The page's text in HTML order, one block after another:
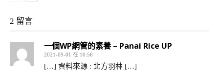
2 留言
一個WP網管的素養 – Panai Rice UP
2021-09-01 在 10:56
[…] 資料來源 : 北方羽林 […]